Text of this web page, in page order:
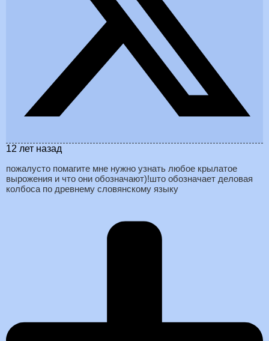
12 лет назад
пожалусто помагите мне нужно узнать любое крылатое
вырожения и что они обозначают)!што обозначает деловая
колбоса по древнему словянскому языку